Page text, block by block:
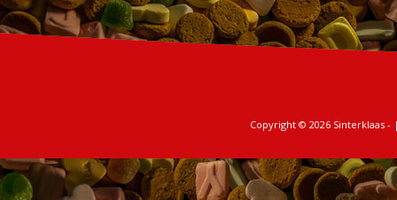
Copyright © 2026 Sinterklaas -